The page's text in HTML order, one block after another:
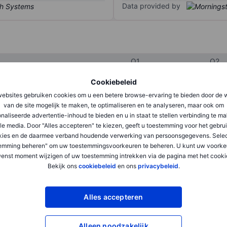
Cookiebeleid
gebruiken cookies om u een betere browse-ervaring te bieden door de
van de site mogelijk te maken, te optimaliseren en te analyseren, maar ook om
advertentie-inhoud te bieden en u in staat te stellen verbinding te
media. Door "Alles accepteren" te kiezen, geeft u toestemming voor het
en de daarmee verband houdende verwerking van persoonsgegevens.
beheren" om uw toestemmingsvoorkeuren te beheren. U kunt uw
moment wijzigen of uw toestemming intrekken via de pagina met het
Bekijk ons cookiebeleid en ons privacybeleid.
Alles accepteren
Data provided by
Q1 Q2
XXXXXXX XXXXXXX
XXXXXXX XXXXXXX
XXXXXXX XXXXXXX
XXXXXXX
XXXXXXX
XXXXXXX